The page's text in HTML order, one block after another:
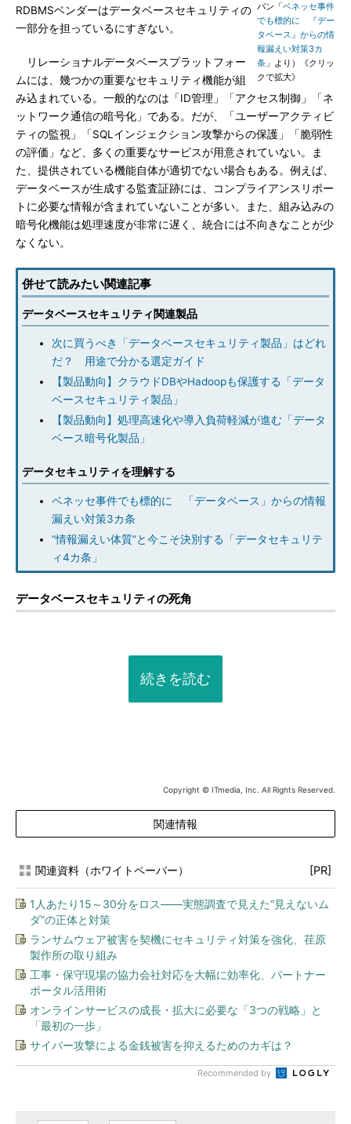
パン「ベネッセ事件
でも標的に 『デー
タベース』からの情
報漏えい対策3カ
条 」より）《クリッ
クで拡大》
RDBMSベンダーはデータベースセキュリティの
一部分を担っているにすぎない。
リレーショナルデータベースプラットフォー
ムには、幾つかの重要なセキュリティ機能が組
み込まれている。一般的なのは「ID管理」「アクセス制御」「ネ
ットワーク通信の暗号化」である。だが、「ユーザーアクティビ
ティの監視」「SQLインジェクション攻撃からの保護」「脆弱性
の評価」など、多くの重要なサービスが用意されていない。ま
た、提供されている機能自体が適切でない場合もある。例えば、
データベースが生成する監査証跡には、コンプライアンスリポー
トに必要な情報が含まれていないことが多い。また、組み込みの
暗号化機能は処理速度が非常に遅く、統合には不向きなことが少
なくない。
併せて読みたい関連記事
データベースセキュリティ関連製品
次に買うべき「データベースセキュリティ製品」はどれ
だ？ 用途で分かる選定ガイド
【製品動向】クラウドDBやHadoopも保護する「データ
ベースセキュリティ製品」
【製品動向】処理高速化や導入負荷軽減が進む「データ
ベース暗号化製品」
データセキュリティを理解する
ベネッセ事件でも標的に 「データベース」からの情報
漏えい対策3カ条
“情報漏えい体質”と今こそ決別する「データセキュリテ
ィ4カ条」
データベースセキュリティの死角
続きを読む
Copyright © ITmedia, Inc. All Rights Reserved.
関連情報
関連資料（ホワイトペーパー） [PR]
1人あたり15～30分をロス――実態調査で見えた“見えないム
ダ”の正体と対策
ランサムウェア被害を契機にセキュリティ対策を強化、荏原
製作所の取り組み
工事・保守現場の協力会社対応を大幅に効率化、パートナー
ポータル活用術
オンラインサービスの成長・拡大に必要な「3つの戦略」と
「最初の一歩」
サイバー攻撃による金銭被害を抑えるためのカギは？
Recommended by